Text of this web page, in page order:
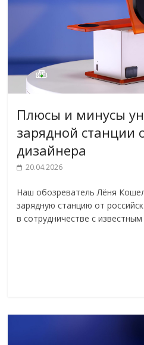
Плюсы и минусы
зарядной станции
дизайнера
20.04.2026
Наш обозреватель Лёня
зарядную станцию от
в сотрудничестве с